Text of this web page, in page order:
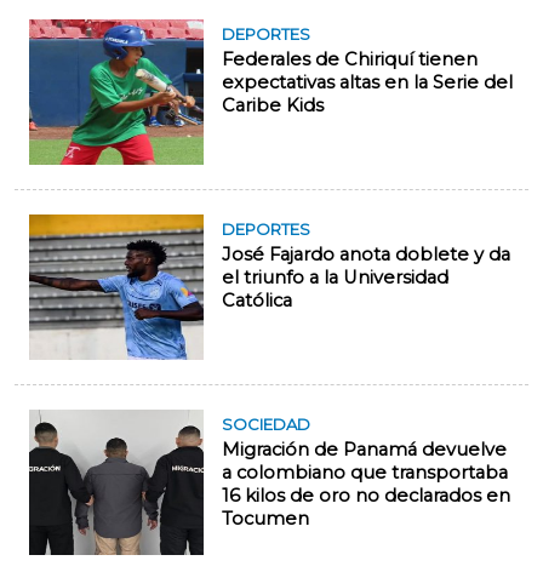
DEPORTES
Federales de Chiriquí tienen
expectativas altas en la Serie del
Caribe Kids
DEPORTES
José Fajardo anota doblete y da
el triunfo a la Universidad
Católica
SOCIEDAD
Migración de Panamá devuelve
a colombiano que transportaba
16 kilos de oro no declarados en
Tocumen